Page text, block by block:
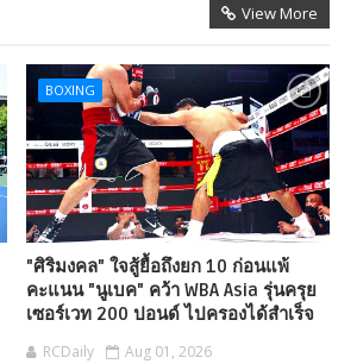
View More
BOXING
"ศิริมงคล" ใจสู้ยื้อถึงยก 10 ก่อนแพ้
คะแนน "นูเบค" คว้า WBA Asia รุ่นครุย
เซอร์เวท 200 ปอนด์ ไปครองได้สำเร็จ
RCDaily Aug 01, 2026